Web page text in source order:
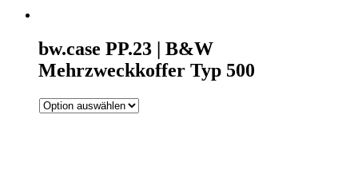
bw.case PP.23 | B&W
Mehrzweckkoffer Typ 500